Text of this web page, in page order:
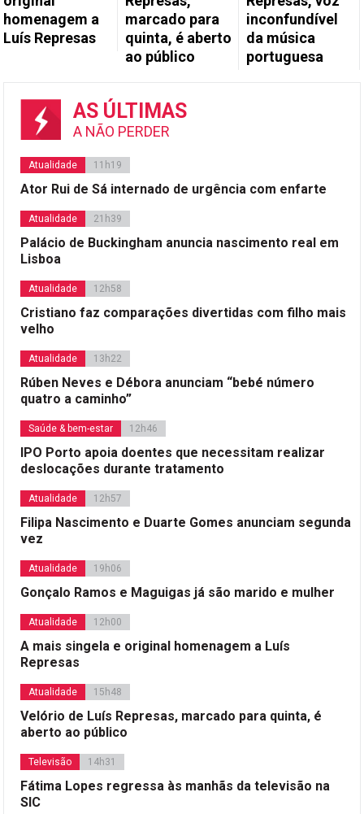
homenagem a
Luís Represas
marcado para
quinta, é aberto
ao público
inconfundível
da música
portuguesa
AS ÚLTIMAS
A NÃO PERDER
Atualidade 11h19
Ator Rui de Sá internado de urgência com enfarte
Atualidade 21h39
Palácio de Buckingham anuncia nascimento real em
Lisboa
Atualidade 12h58
Cristiano faz comparações divertidas com filho mais
velho
Atualidade 13h22
Rúben Neves e Débora anunciam “bebé número
quatro a caminho”
Saúde & bem-estar 12h46
IPO Porto apoia doentes que necessitam realizar
deslocações durante tratamento
Atualidade 12h57
Filipa Nascimento e Duarte Gomes anunciam segunda
vez
Atualidade 19h06
Gonçalo Ramos e Maguigas já são marido e mulher
Atualidade 12h00
A mais singela e original homenagem a Luís
Represas
Atualidade 15h48
Velório de Luís Represas, marcado para quinta, é
aberto ao público
Televisão 14h31
Fátima Lopes regressa às manhãs da televisão na
SIC